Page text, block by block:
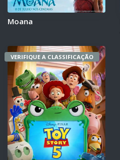
Moana
VERIFIQUE A CLASSIFICAÇÃO